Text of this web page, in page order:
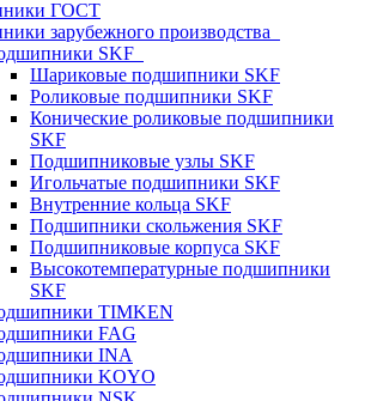
ГОСТ
зарубежного производства
SKF
Шариковые подшипники SKF
Роликовые подшипники SKF
Конические роликовые подшипники
SKF
Подшипниковые узлы SKF
Игольчатые подшипники SKF
Внутренние кольца SKF
Подшипники скольжения SKF
Подшипниковые корпуса SKF
Высокотемпературные подшипники
SKF
TIMKEN
FAG
INA
KOYO